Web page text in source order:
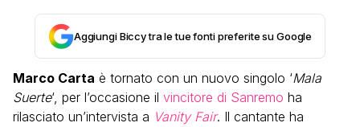
Aggiungi Biccy tra le tue fonti preferite su Google
Marco Carta è tornato con un nuovo singolo ‘Mala
Suerte‘, per l’occasione il vincitore di Sanremo ha
rilasciato un’intervista a Vanity Fair. Il cantante ha